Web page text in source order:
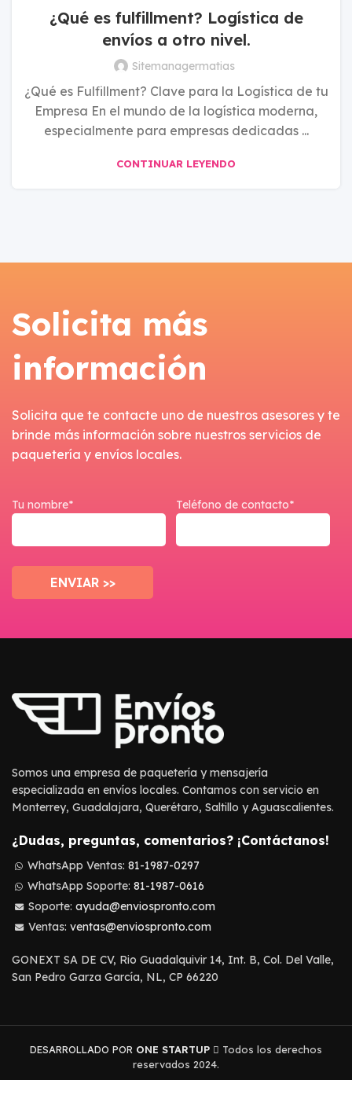
¿Qué es fulfillment? Logística de
envíos a otro nivel.
Sitemanagermatias
¿Qué es Fulfillment? Clave para la Logística de tu
Empresa En el mundo de la logística moderna,
especialmente para empresas dedicadas ...
CONTINUAR LEYENDO
Solicita más
información
Solicita que te contacte uno de nuestros asesores y te
brinde más información sobre nuestros servicios de
paquetería y envíos locales.
Tu nombre* Teléfono de contacto*
Somos una empresa de paquetería y mensajería
especializada en envíos locales. Contamos con servicio en
Monterrey, Guadalajara, Querétaro, Saltillo y Aguascalientes.
¿Dudas, preguntas, comentarios? ¡Contáctanos!
WhatsApp Ventas: 81-1987-0297
WhatsApp Soporte: 81-1987-0616
Soporte: ayuda@enviospronto.com
Ventas: ventas@enviospronto.com
GONEXT SA DE CV, Rio Guadalquivir 14, Int. B, Col. Del Valle,
San Pedro Garza García, NL, CP 66220
DESARROLLADO POR ONE STARTUP
Todos los derechos
reservados 2024.